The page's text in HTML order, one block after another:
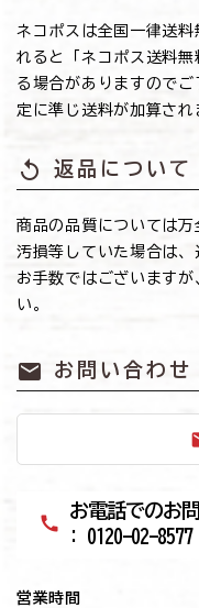
ネコポスは全国一律送
れると「ネコポス送料
る場合がありますので
定に準じ送料が加算され
replay 返品について
商品の品質については万
汚損等していた場合は、
お手数ではございます
い。
mail お問い合わせ
call
お電話でのお
: 0120-02-8577
営業時間